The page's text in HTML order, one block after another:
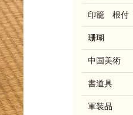
印籠 根付
珊瑚
中国美術
書道具
軍装品